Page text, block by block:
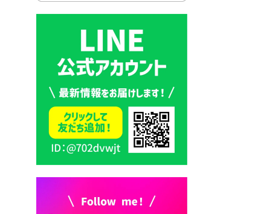
2026年7月30日 豊前市立学校
紹介≪再編計画の見直しにつ
いて≫
2026年7月29日 豊前市指定ご
み袋販売のお知らせ
2026年7月28日 豊前カラス天
狗みなと祭り（花火大会）開
催決定！
2026年7月28日 令和8年度
京築地区水道企業団職員採用